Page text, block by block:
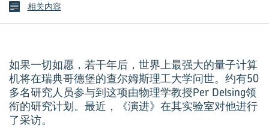
相关内容
如果一切如愿，若干年后，世界上最强大的量子计算
机将在瑞典哥德堡的查尔姆斯理工大学问世。约有50
多名研究人员参与到这项由物理学教授Per Delsing领
衔的研究计划。最近，《演进》在其实验室对他进行
了采访。